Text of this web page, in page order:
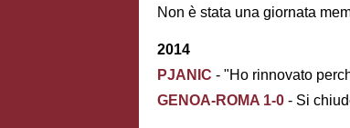
Non è stata una giornata
2014
PJANIC - "Ho rinnovato
GENOA-ROMA 1-0 - Si